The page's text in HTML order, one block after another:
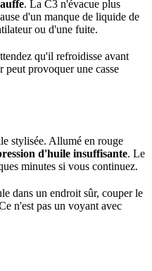
. La C3 n'évacue plus
d'un manque de liquide de
ou d'une fuite.
qu'il refroidisse avant
provoquer une casse
stylisée. Allumé en rouge
d'huile insuffisante. Le
minutes si vous continuez.
dans un endroit sûr, couper le
n'est pas un voyant avec